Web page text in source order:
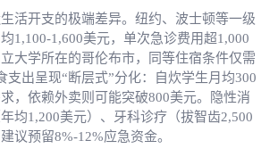
开支的极端差异。纽约、波士顿等一级
1,100-1,600美元，单次急诊费用超1,000
大学所在的哥伦布市，同等住宿条件仅需
支出呈现“断层式”分化：自炊学生月均300
，依赖外卖则可能突破800美元。隐性消
均1,200美元）、牙科诊疗（拔智齿2,500
议预留8%-12%应急资金。